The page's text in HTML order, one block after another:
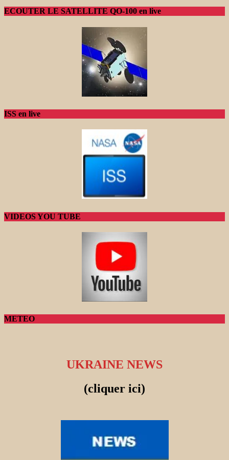
ECOUTER LE SATELLITE QO-100 en live
ISS en live
VIDEOS YOU TUBE
METEO
UKRAINE NEWS
(cliquer ici)